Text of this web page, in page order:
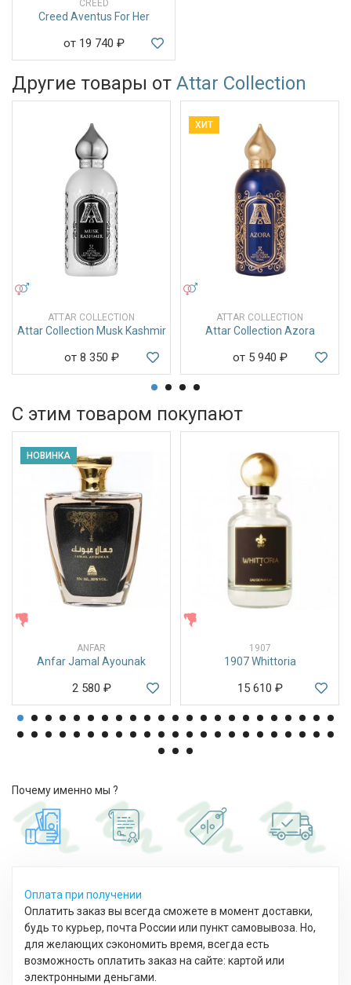
CREED
Creed Aventus For Her
от 19 740 ₽
Другие товары от Attar Collection
ATTAR COLLECTION
Attar Collection Musk Kashmir
от 8 350 ₽
ХИТ
ATTAR COLLECTION
Attar Collection Azora
от 5 940 ₽
С этим товаром покупают
НОВИНКА
ANFAR
Anfar Jamal Ayounak
2 580 ₽
1907
1907 Whittoria
15 610 ₽
Почему именно мы ?
Оплата при получении
Оплатить заказ вы всегда сможете в момент доставки,
будь то курьер, почта России или пункт самовывоза. Но,
для желающих сэкономить время, всегда есть
возможность оплатить заказ на сайте: картой или
электронными деньгами.